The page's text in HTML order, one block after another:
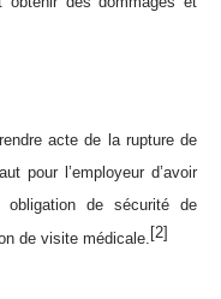
acte de la rupture de
pour l’employeur d’avoir
obligation de sécurité de
de visite médicale.[2]